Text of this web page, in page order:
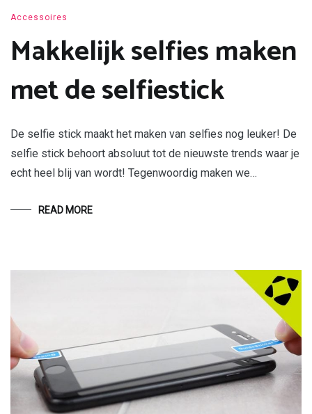
Accessoires
Makkelijk selfies maken
met de selfiestick
De selfie stick maakt het maken van selfies nog leuker! De
selfie stick behoort absoluut tot de nieuwste trends waar je
echt heel blij van wordt! Tegenwoordig maken we…
READ MORE